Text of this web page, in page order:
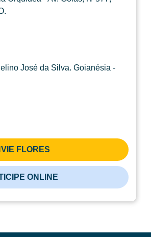
José da Silva. Goianésia -
FLORES
ONLINE